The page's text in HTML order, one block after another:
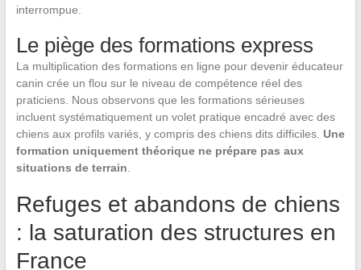
interrompue.
Le piège des formations express
La multiplication des formations en ligne pour devenir éducateur
canin crée un flou sur le niveau de compétence réel des
praticiens. Nous observons que les formations sérieuses
incluent systématiquement un volet pratique encadré avec des
chiens aux profils variés, y compris des chiens dits difficiles. Une
formation uniquement théorique ne prépare pas aux
situations de terrain.
Refuges et abandons de chiens
: la saturation des structures en
France